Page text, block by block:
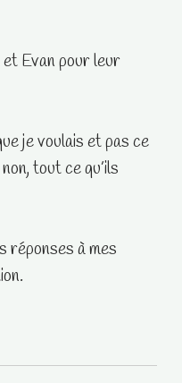
Evan pour leur
je voulais et pas ce
tout ce qu’ils
réponses à mes